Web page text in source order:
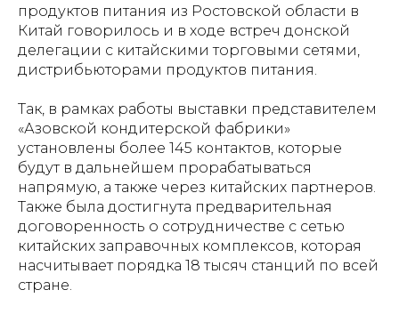
продуктов питания из Ростовской области в
Китай говорилось и в ходе встреч донской
делегации с китайскими торговыми сетями,
дистрибьюторами продуктов питания.
Так, в рамках работы выставки представителем
«Азовской кондитерской фабрики»
установлены более 145 контактов, которые
будут в дальнейшем прорабатываться
напрямую, а также через китайских партнеров.
Также была достигнута предварительная
договоренность о сотрудничестве с сетью
китайских заправочных комплексов, которая
насчитывает порядка 18 тысяч станций по всей
стране.